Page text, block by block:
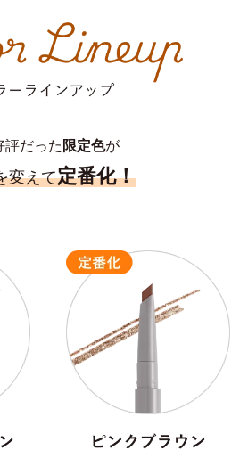
評だった限定色が
変えて定番化！